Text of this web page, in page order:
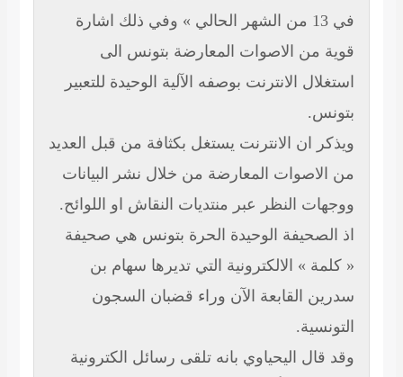
في 13 من الشهر الحالي » وفي ذلك اشارة
الاصوات المعارضة بتونس الى
الانترنت بوصفه الآلية الوحيدة للتعبير
الانترنت يستغل بكثافة من قبل العديد
المعارضة من خلال نشر البيانات
النظر عبر منتديات النقاش او اللوائح.
الوحيدة الحرة بتونس هي صحيفة
الالكترونية التي تديرها سهام بن
الآن وراء قضبان السجون
اليحياوي بانه تلقى رسائل الكترونية